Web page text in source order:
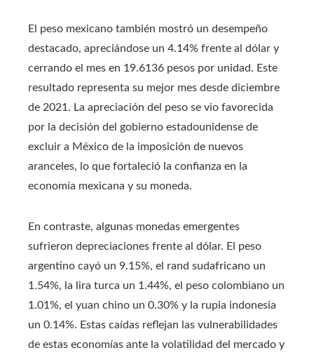
El peso mexicano también mostró un desempeño
destacado, apreciándose un 4.14% frente al dólar y
cerrando el mes en 19.6136 pesos por unidad. Este
resultado representa su mejor mes desde diciembre
de 2021. La apreciación del peso se vio favorecida
por la decisión del gobierno estadounidense de
excluir a México de la imposición de nuevos
aranceles, lo que fortaleció la confianza en la
economía mexicana y su moneda.
En contraste, algunas monedas emergentes
sufrieron depreciaciones frente al dólar. El peso
argentino cayó un 9.15%, el rand sudafricano un
1.54%, la lira turca un 1.44%, el peso colombiano un
1.01%, el yuan chino un 0.30% y la rupia indonesia
un 0.14%. Estas caídas reflejan las vulnerabilidades
de estas economías ante la volatilidad del mercado y